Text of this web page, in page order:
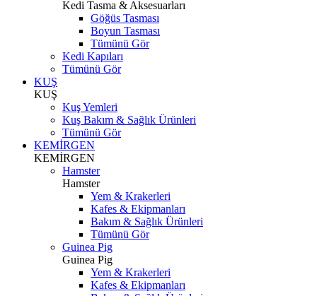
Kedi Tasma & Aksesuarları
Göğüs Tasması
Boyun Tasması
Tümünü Gör
Kedi Kapıları
Tümünü Gör
KUŞ
KUŞ
Kuş Yemleri
Kuş Bakım & Sağlık Ürünleri
Tümünü Gör
KEMİRGEN
KEMİRGEN
Hamster
Hamster
Yem & Krakerleri
Kafes & Ekipmanları
Bakım & Sağlık Ürünleri
Tümünü Gör
Guinea Pig
Guinea Pig
Yem & Krakerleri
Kafes & Ekipmanları